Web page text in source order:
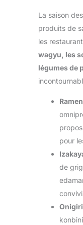
La saison
produits de
les
wagyu, les
légumes de
pour
de